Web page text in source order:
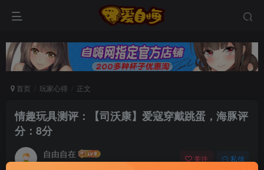
首页 玩家心得 正文
情趣玩具测评：【司沃康】爱寇穿戴跳蛋，海豚评
分：8分
自由自在
5个月前发布
关注 私信